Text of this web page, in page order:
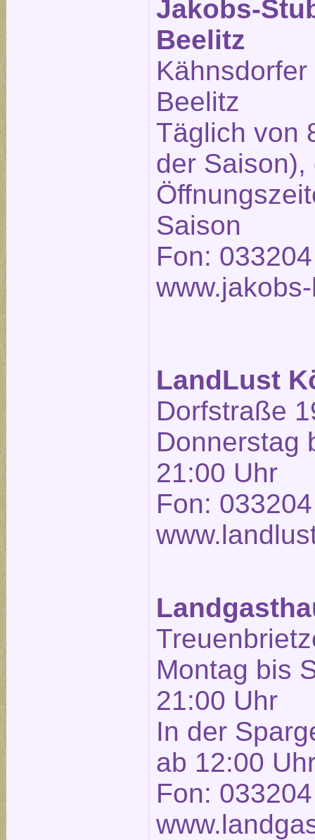
Jakobs-
Beelitz
Beelitz
Täglich von
der Saison),
Saison
Fon:
LandLust
Dorfstraße
Donnerstag
21:00 Uhr
Fon:
Montag bis
21:00 Uhr
In der
ab 12:00
Fon: